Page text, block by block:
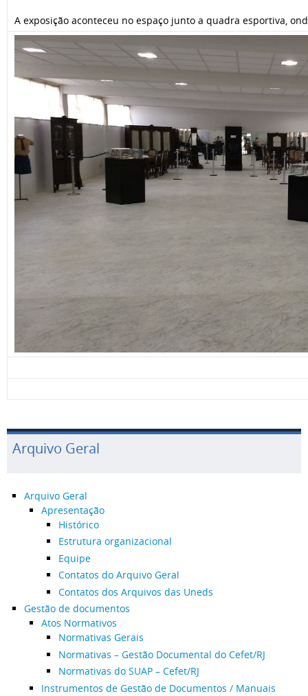
A exposição aconteceu no espaço junto a quadra esportiva,
Arquivo Geral
Arquivo Geral
Apresentação
Histórico
Estrutura organizacional
Equipe
Contatos do Arquivo Geral
Contatos dos Arquivos das Uneds
Gestão de documentos
Atos Normativos
Normativas Gerais
Normativas – Gestão Documental do Cefet/RJ
Normativas do SUAP – Cefet/RJ
Instrumentos de Gestão de Documentos / Manuais